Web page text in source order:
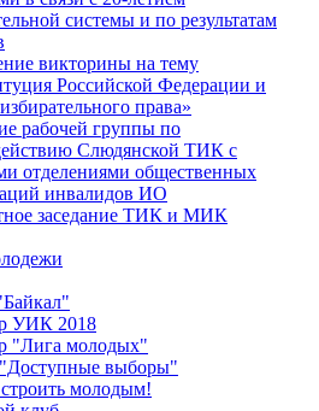
системы и по результатам
викторины на тему
Российской Федерации и
права»
рабочей группы по
Слюдянской ТИК с
отделениями общественных
инвалидов ИО
заседание ТИК и МИК
УИК 2018
"Лига молодых"
выборы"
молодым!